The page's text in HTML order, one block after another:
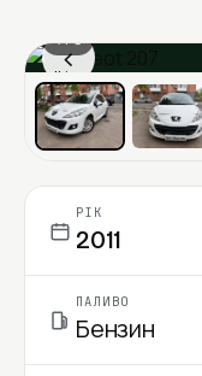
‹
1 / 6
Ціна в місяць
РІК
2011
ПАЛИВО
Бензин